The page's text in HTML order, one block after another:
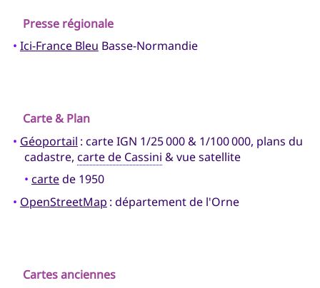
Presse régionale
• Ici-France Bleu Basse-Normandie
Carte & Plan
• Géoportail : carte IGN 1/25 000 & 1/100 000, plans du
cadastre, carte de Cassini & vue satellite
• cartede 1950
• OpenStreetMap : département de l'Orne
Cartes anciennes